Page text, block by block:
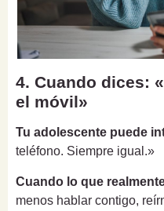
4. Cuando dices:
el móvil»
Tu adolescente puede
teléfono. Siempre igual.»
Cuando lo que
menos hablar contigo,